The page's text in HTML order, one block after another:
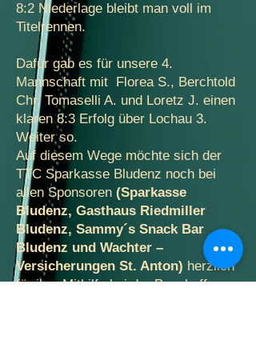
8:2 Niederlage bleibt man voll im
Titelrennen.
Dafür gab es für unsere 4.
Mannschaft mit Florea S., Berchtold
Chr. Tomaselli A. und Loretz J. einen
klaren 8:3 Erfolg über Lochau 3.
Weiter so.
Auf diesem Wege möchte sich der
TTC Sparkasse Bludenz noch bei
allen Sponsoren (Sparkasse
Bludenz, Gasthaus Riedmiller
Bludenz, Sammy´s Snack Bar
Bludenz und Wachter –
Versicherungen St. Anton) herzlich
für ihre Mithilfe bei der Beschaffung